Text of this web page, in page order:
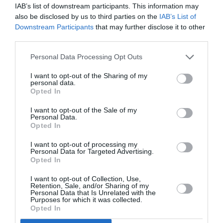
IAB’s list of downstream participants. This information may
also be disclosed by us to third parties on the IAB’s List of
Downstream Participants that may further disclose it to other
Personal Data Processing Opt Outs
I want to opt-out of the Sharing of my
personal data.
Opted In
I want to opt-out of the Sale of my
Personal Data.
Opted In
I want to opt-out of processing my
Personal Data for Targeted Advertising.
Opted In
I want to opt-out of Collection, Use,
Retention, Sale, and/or Sharing of my
Personal Data that Is Unrelated with the
Purposes for which it was collected.
Opted In
Ανάμεσα σε λίστες καλεσμένων, πρόβες νυφικών
και moodboard στο Pinterest, τα νυφικά
παπούτσια μπορεί εύκολα να μοιάζουν με μια
λεπτομέρεια που μπορεί να περιμένει. Κι όμως,
είναι εκείνο το στοιχείο που έχει τη δύναμη να
προσθέσει χαρακτήρα ακόμη και στο πιο μίνιμαλ
σύνολο, να χαρίσει επιπλέον αυτοπεποίθηση στη
μεγάλη μέρα σας.